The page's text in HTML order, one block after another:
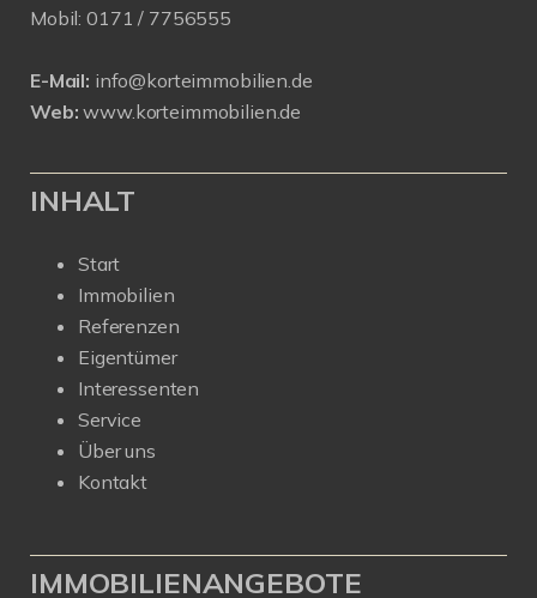
Mobil: 0171 / 7756555
E-Mail: info@korteimmobilien.de
Web: www.korteimmobilien.de
INHALT
Start
Immobilien
Referenzen
Eigentümer
Interessenten
Service
Über uns
Kontakt
IMMOBILIENANGEBOTE